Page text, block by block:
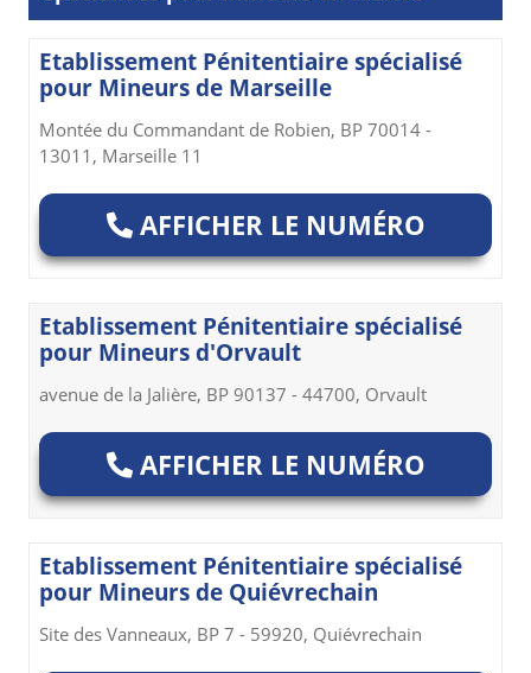
Etablissement Pénitentiaire spécialisé
pour Mineurs de Marseille
Montée du Commandant de Robien, BP 70014 -
13011, Marseille 11
AFFICHER LE NUMÉRO
Etablissement Pénitentiaire spécialisé
pour Mineurs d'Orvault
avenue de la Jalière, BP 90137 - 44700, Orvault
AFFICHER LE NUMÉRO
Etablissement Pénitentiaire spécialisé
pour Mineurs de Quiévrechain
Site des Vanneaux, BP 7 - 59920, Quiévrechain